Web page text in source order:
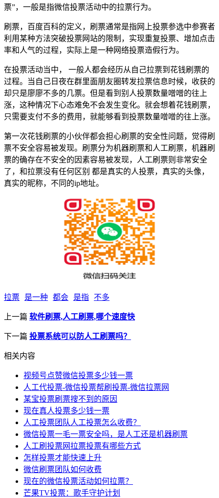
票”，一般是指微信投票活动中的拉票行为。
刷票，百度百科的定义，刷票通常是指网上投票参选中参赛者
利用某种方法突破投票网站的限制，实现重复投票、增加点击
率和人气的过程，实际上是一种网络投票造假行为。
在投票活动当中， 一般人都会经历从自己拉票到花钱刷票的
过程。当自己日夜在群里面朋友圈转发拉票信息时候，收获的
却只是廖廖不多的几票。但是看到别人投票数量噌噌的往上
涨，这种情况下心态难免不会发生变化。就会想着花钱刷票，
只需要支付不多的费用，就能够看到投票数量噌噌的往上涨。
第一次花钱刷票的小伙伴都会担心刷票的安全性问题，觉得刷
票不安全容易被发现。刷票分为机器刷票和人工刷票，机器刷
票的确存在不安全的因素容易被发现，人工刷票则非常安全
了，和拉票没有任何区别 都是真实的人投票，真实的头像，
真实的昵称，不同的ip地址。
拉票 是一种 都会 是指 不多
上一篇 软件刷票,人工刷票,哪个速度快
下一篇 投票系统可以防人工刷票吗？
相关内容
视频号点赞微信投票多少钱一票
人工代投票-微信投票帮刷投票-微信拉票网
某宝投票刷票搜不到的原因
现在真人投票多少钱一票
人工投票团队人工投票怎么收费？
微信投票一毛一票安全吗，是人工还是机器刷票
人工刷投票网拉票投票有哪些方式
怎样投票才能快速上升
微信刷票团队如何收费
现在的微信投票活动如何拉票？
芒果TV投票：歌手守护计划